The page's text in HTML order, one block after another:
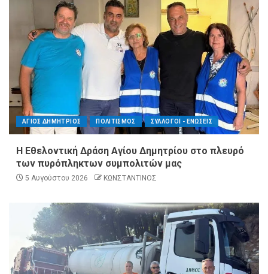
ΑΓΙΟΣ ΔΗΜΗΤΡΙΟΣ ΠΟΛΙΤΙΣΜΟΣ ΣΥΛΛΟΓΟΙ - ΕΝΩΣΕΙΣ
Η Εθελοντική Δράση Αγίου Δημητρίου στο πλευρό
των πυρόπληκτων συμπολιτών μας
5 Αυγούστου 2026 ΚΩΝΣΤΑΝΤΙΝΟΣ